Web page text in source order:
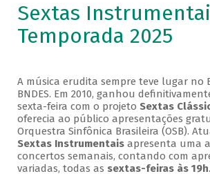
Sextas
Temporada 2025
A música erudita sempre teve lugar no
BNDES. Em 2010, ganhou
sexta-feira com o projeto Sextas
oferecia ao público apresentações
Orquestra Sinfônica Brasileira (OSB).
Sextas Instrumentaisapresenta uma
concertos semanais, contando com
variadas, todas as sextas-feiras às 19h.